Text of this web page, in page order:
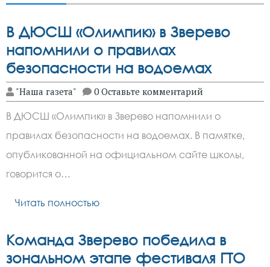
В ДЮСШ «Олимпик» в Зверево
напомнили о правилах
безопасности на водоемах
"Наша газета" 0 Оставьте комментарий
В ДЮСШ «Олимпик» в Зверево напомнили о
правилах безопасности на водоемах. В памятке,
опубликованной на официальном сайте школы,
говорится о…
Читать полностью
Команда Зверево победила в
зональном этапе фестиваля ГТО